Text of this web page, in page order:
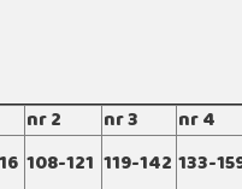
nr 2 nr 3
nr 4
108-121 119-142 133-